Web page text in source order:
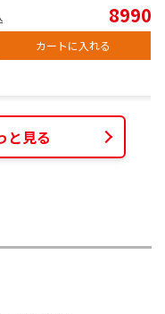
8990
カートに入れる
と見る